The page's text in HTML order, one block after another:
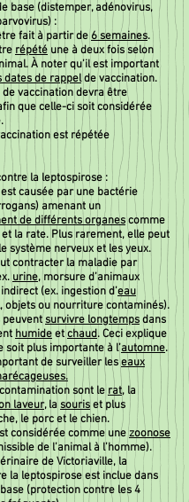
base (distemper, adénovirus,
:
fait à partir de 6 semaines.
répété une à deux fois selon
À noter qu’il est important
dates de rappelde vaccination.
de vaccination devra être
que celle-ci soit considérée
est répétée
la leptospirose :
causée par une bactérie
amenant un
de différents organescomme
la rate. Plus rarement, elle peut
système nerveux et les yeux.
contracter la maladie par
urine, morsure d’animaux
(ex. ingestion d’eau
objets ou nourriture contaminés).
peuventsurvivre longtempsdans
humideetchaud. Ceci explique
soit plus importante à l’automne.
de surveiller leseaux
sont le rat, la
laveur, lasouriset plus
le porc et le chien.
considérée comme unezoonose
de l’animal à l’homme).
de Victoriaville, la
la leptospirose est inclue dans
(protection contre les 4